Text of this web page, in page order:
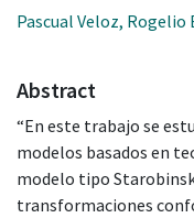
Pascual Veloz, Rogelio
Abstract
“En este trabajo se
modelos basados en
modelo tipo
transformaciones